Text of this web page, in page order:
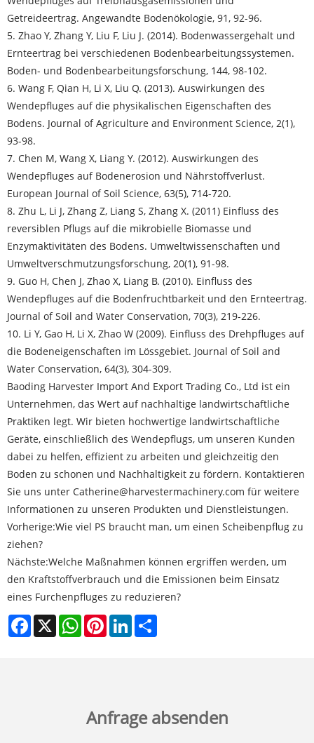
Getreideertrag. Angewandte Bodenökologie, 91, 92-96.
5. Zhao Y, Zhang Y, Liu F, Liu J. (2014). Bodenwassergehalt und
Ernteertrag bei verschiedenen Bodenbearbeitungssystemen.
Boden- und Bodenbearbeitungsforschung, 144, 98-102.
6. Wang F, Qian H, Li X, Liu Q. (2013). Auswirkungen des
Wendepfluges auf die physikalischen Eigenschaften des
Bodens. Journal of Agriculture and Environment Science, 2(1),
93-98.
7. Chen M, Wang X, Liang Y. (2012). Auswirkungen des
Wendepfluges auf Bodenerosion und Nährstoffverlust.
European Journal of Soil Science, 63(5), 714-720.
8. Zhu L, Li J, Zhang Z, Liang S, Zhang X. (2011) Einfluss des
reversiblen Pflugs auf die mikrobielle Biomasse und
Enzymaktivitäten des Bodens. Umweltwissenschaften und
Umweltverschmutzungsforschung, 20(1), 91-98.
9. Guo H, Chen J, Zhao X, Liang B. (2010). Einfluss des
Wendepfluges auf die Bodenfruchtbarkeit und den Ernteertrag.
Journal of Soil and Water Conservation, 70(3), 219-226.
10. Li Y, Gao H, Li X, Zhao W (2009). Einfluss des Drehpfluges auf
die Bodeneigenschaften im Lössgebiet. Journal of Soil and
Water Conservation, 64(3), 304-309.
Baoding Harvester Import And Export Trading Co., Ltd ist ein
Unternehmen, das Wert auf nachhaltige landwirtschaftliche
Praktiken legt. Wir bieten hochwertige landwirtschaftliche
Geräte, einschließlich des Wendepflugs, um unseren Kunden
dabei zu helfen, effizient zu arbeiten und gleichzeitig den
Boden zu schonen und Nachhaltigkeit zu fördern. Kontaktieren
Sie uns unter Catherine@harvestermachinery.com für weitere
Informationen zu unseren Produkten und Dienstleistungen.
Vorherige:Wie viel PS braucht man, um einen Scheibenpflug zu
ziehen?
Nächste:Welche Maßnahmen können ergriffen werden, um
den Kraftstoffverbrauch und die Emissionen beim Einsatz
eines Furchenpfluges zu reduzieren?
Facebook
X WhatsAppPinterestLinkedIn
Anfrage absenden